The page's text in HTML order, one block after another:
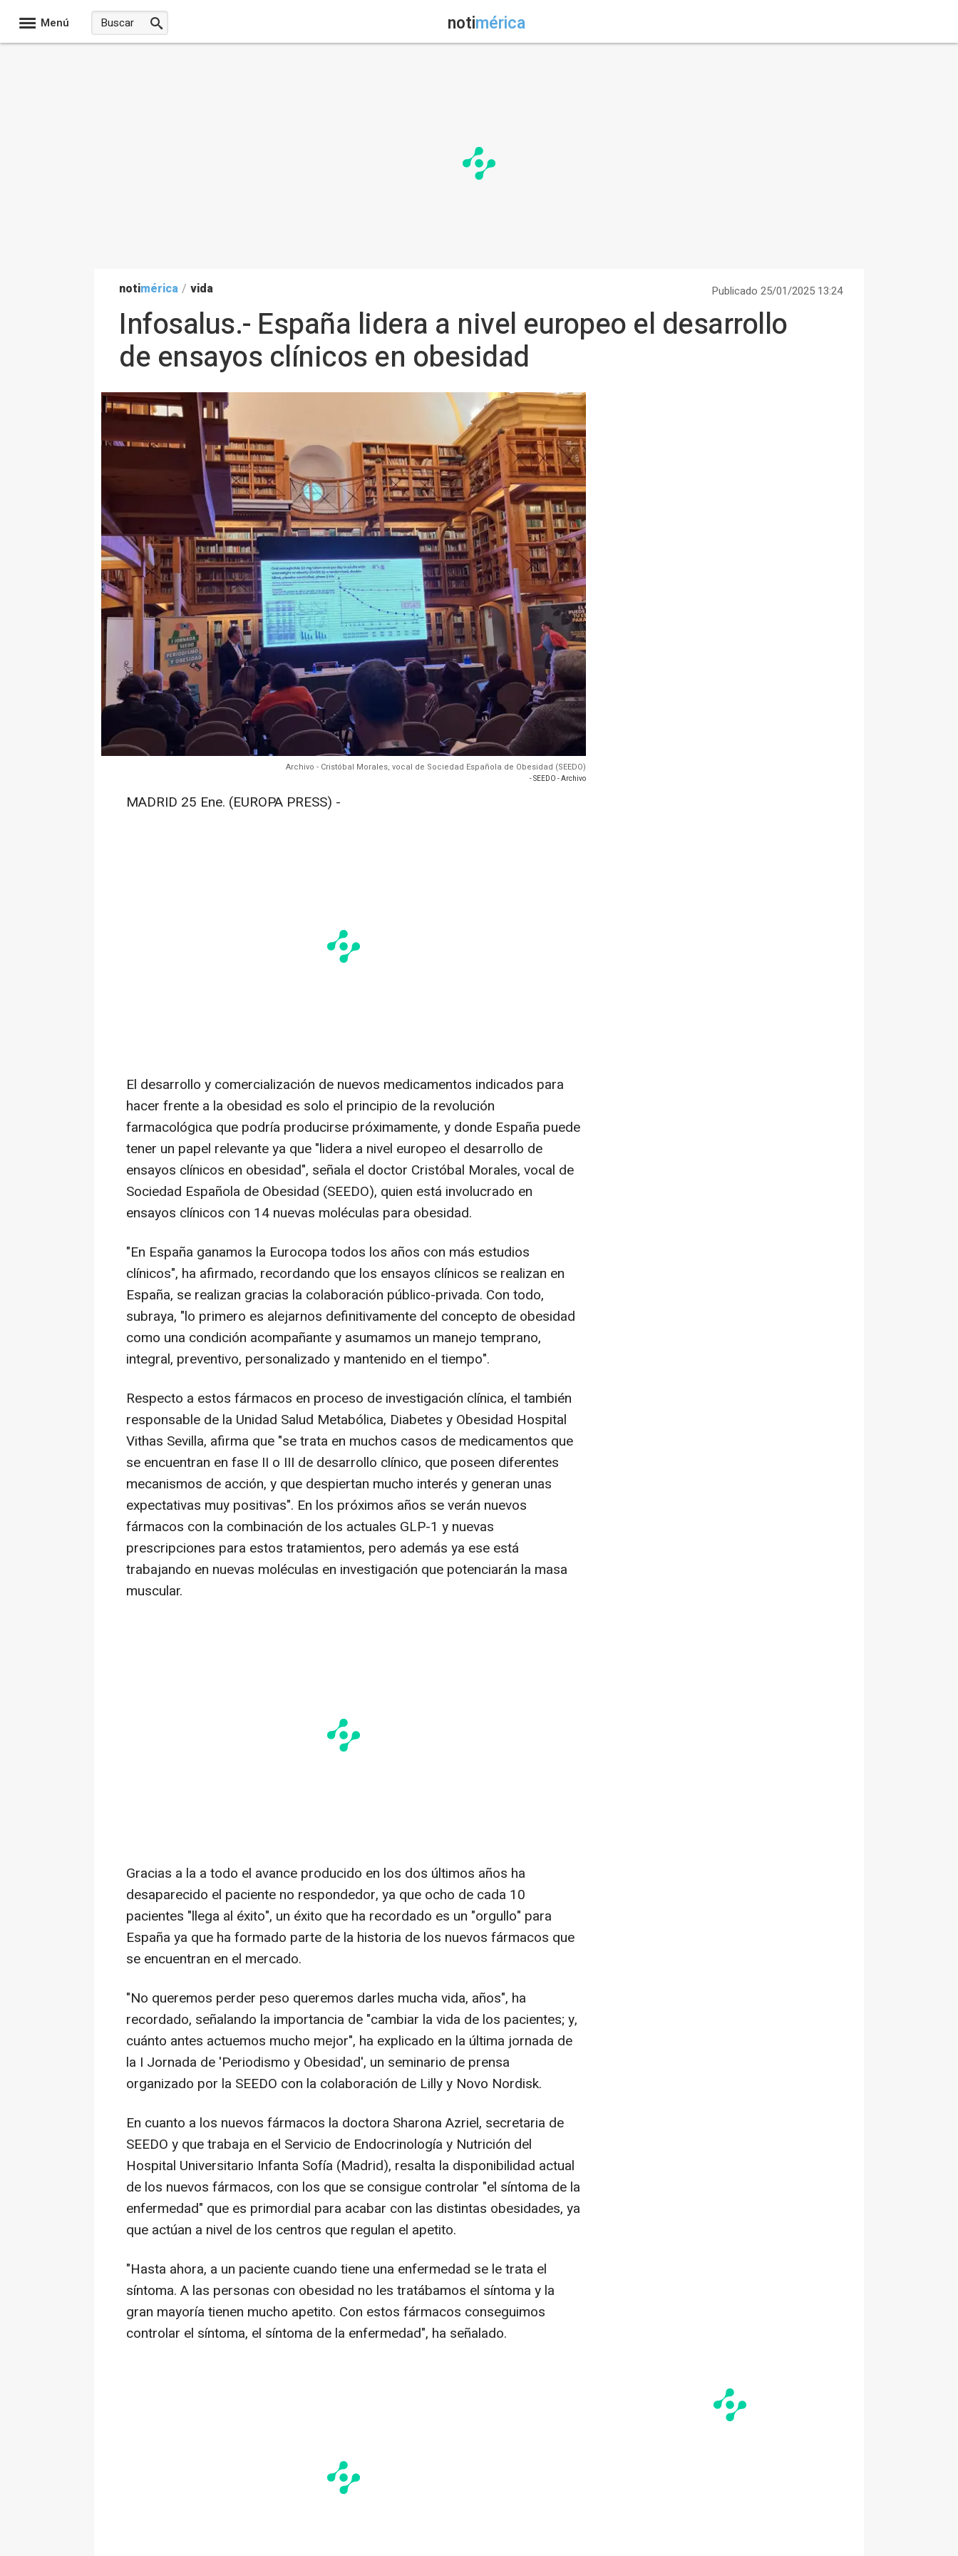
Menú notimérica
notimérica / vida Publicado 25/01/2025 13:24
Infosalus.- España lidera a nivel europeo el desarrollo
de ensayos clínicos en obesidad
Archivo - Cristóbal Morales, vocal de Sociedad Española de Obesidad (SEEDO)
- SEEDO - Archivo
MADRID 25 Ene. (EUROPA PRESS) -
El desarrollo y comercialización de nuevos medicamentos indicados para
hacer frente a la obesidad es solo el principio de la revolución
farmacológica que podría producirse próximamente, y donde España puede
tener un papel relevante ya que "lidera a nivel europeo el desarrollo de
ensayos clínicos en obesidad", señala el doctor Cristóbal Morales, vocal de
Sociedad Española de Obesidad (SEEDO), quien está involucrado en
ensayos clínicos con 14 nuevas moléculas para obesidad.
"En España ganamos la Eurocopa todos los años con más estudios
clínicos", ha afirmado, recordando que los ensayos clínicos se realizan en
España, se realizan gracias la colaboración público-privada. Con todo,
subraya, "lo primero es alejarnos definitivamente del concepto de obesidad
como una condición acompañante y asumamos un manejo temprano,
integral, preventivo, personalizado y mantenido en el tiempo".
Respecto a estos fármacos en proceso de investigación clínica, el también
responsable de la Unidad Salud Metabólica, Diabetes y Obesidad Hospital
Vithas Sevilla, afirma que "se trata en muchos casos de medicamentos que
se encuentran en fase II o III de desarrollo clínico, que poseen diferentes
mecanismos de acción, y que despiertan mucho interés y generan unas
expectativas muy positivas". En los próximos años se verán nuevos
fármacos con la combinación de los actuales GLP-1 y nuevas
prescripciones para estos tratamientos, pero además ya ese está
trabajando en nuevas moléculas en investigación que potenciarán la masa
muscular.
Gracias a la a todo el avance producido en los dos últimos años ha
desaparecido el paciente no respondedor, ya que ocho de cada 10
pacientes "llega al éxito", un éxito que ha recordado es un "orgullo" para
España ya que ha formado parte de la historia de los nuevos fármacos que
se encuentran en el mercado.
"No queremos perder peso queremos darles mucha vida, años", ha
recordado, señalando la importancia de "cambiar la vida de los pacientes; y,
cuánto antes actuemos mucho mejor", ha explicado en la última jornada de
la I Jornada de 'Periodismo y Obesidad', un seminario de prensa
organizado por la SEEDO con la colaboración de Lilly y Novo Nordisk.
En cuanto a los nuevos fármacos la doctora Sharona Azriel, secretaria de
SEEDO y que trabaja en el Servicio de Endocrinología y Nutrición del
Hospital Universitario Infanta Sofía (Madrid), resalta la disponibilidad actual
de los nuevos fármacos, con los que se consigue controlar "el síntoma de la
enfermedad" que es primordial para acabar con las distintas obesidades, ya
que actúan a nivel de los centros que regulan el apetito.
"Hasta ahora, a un paciente cuando tiene una enfermedad se le trata el
síntoma. A las personas con obesidad no les tratábamos el síntoma y la
gran mayoría tienen mucho apetito. Con estos fármacos conseguimos
controlar el síntoma, el síntoma de la enfermedad", ha señalado.